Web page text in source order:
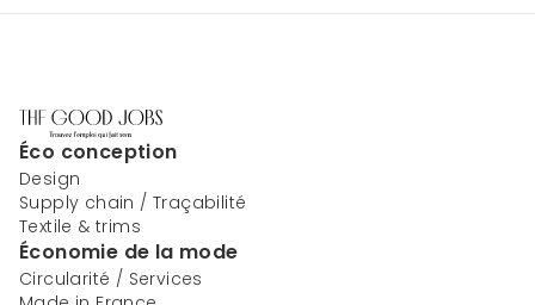
Éco conception
Design
Supply chain / Traçabilité
Textile & trims
Économie de la mode
Circularité / Services